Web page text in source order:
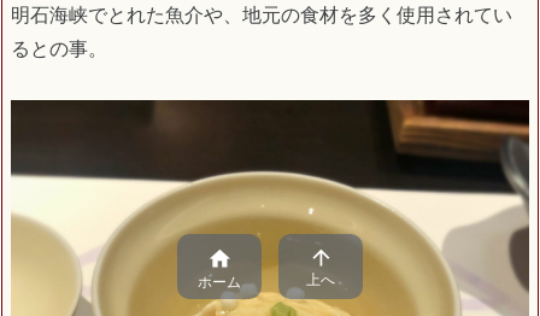
明石海峡でとれた魚介や、地元の食材を多く使用されてい
るとの事。

ホーム

上へ